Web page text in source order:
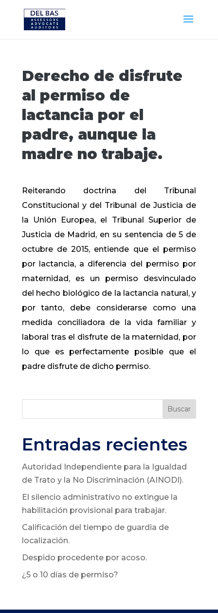
Derecho de disfrute
al permiso de
lactancia por el
padre, aunque la
madre no trabaje.
Reiterando doctrina del Tribunal
Constitucional y del Tribunal de Justicia de
la Unión Europea, el Tribunal Superior de
Justicia de Madrid, en su sentencia de 5 de
octubre de 2015, entiende que el permiso
por lactancia, a diferencia del permiso por
maternidad, es un permiso desvinculado
del hecho biológico de la lactancia natural, y
por tanto, debe considerarse como una
medida conciliadora de la vida familiar y
laboral tras el disfrute de la maternidad, por
lo que es perfectamente posible que el
padre disfrute de dicho permiso.
Buscar
Entradas recientes
Autoridad Independiente para la Igualdad
de Trato y la No Discriminación (AINODI).
El silencio administrativo no extingue la
habilitación provisional para trabajar.
Calificación del tiempo de guardia de
localización.
Despido procedente por acoso.
¿5 o 10 días de permiso?